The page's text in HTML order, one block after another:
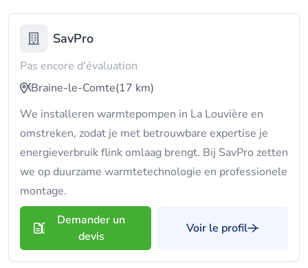
SavPro
Pas encore d'évaluation
Braine-le-Comte(17 km)
We installeren warmtepompen in La Louvière en
omstreken, zodat je met betrouwbare expertise je
energieverbruik flink omlaag brengt. Bij SavPro zetten
we op duurzame warmtetechnologie en professionele
montage.
Demander un
devis
Voir le profil